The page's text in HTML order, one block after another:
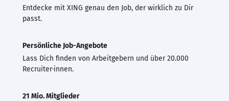
Entdecke mit XING genau den Job, der wirklich zu Dir
passt.
Persönliche Job-Angebote
Lass Dich finden von Arbeitgebern und über 20.000
Recruiter·innen.
21 Mio. Mitglieder